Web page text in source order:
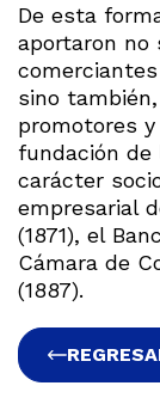
De esta
aportaron no
sino
promotores
fundación
carácter
empresarial
(1871), el
Cámara de
(1887).